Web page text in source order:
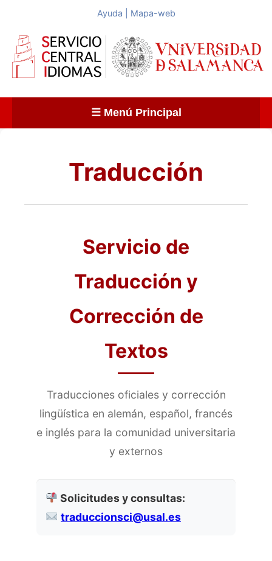
Ayuda Mapa-web
☰ Menú Principal
Traducción
Servicio de
Traducción y
Corrección de
Textos
Traducciones oficiales y corrección
lingüística en alemán, español, francés
e inglés para la comunidad universitaria
y externos
Solicitudes y consultas:
traduccionsci@usal.es